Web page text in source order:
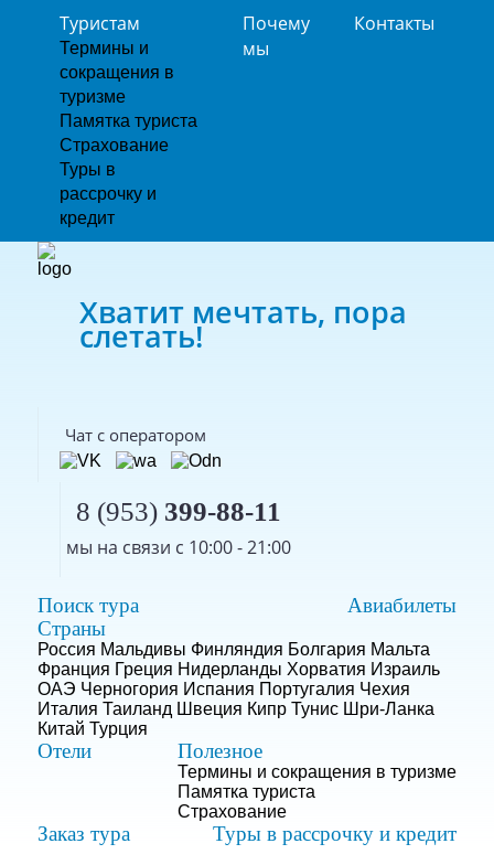
Туристам
Термины и
сокращения в
туризме
Памятка туриста
Страхование
Туры в
рассрочку и
кредит
Почему
мы
Контакты
Хватит мечтать, пора
слетать!
Чат с оператором
8 (953) 399-88-11
мы на связи с 10:00 - 21:00
Поиск тура
Авиабилеты
Страны
Россия Мальдивы Финляндия Болгария Мальта
Франция Греция Нидерланды Хорватия Израиль
ОАЭ Черногория Испания Португалия Чехия
Италия Таиланд Швеция Кипр Тунис Шри-Ланка
Китай Турция
Отели Полезное
Термины и сокращения в туризме
Памятка туриста
Страхование
Заказ тура Туры в рассрочку и кредит